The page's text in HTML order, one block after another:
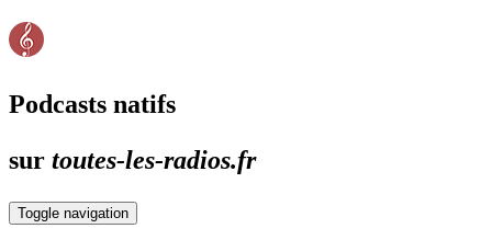
Podcasts natifs
sur toutes-les-radios.fr
Toggle navigation